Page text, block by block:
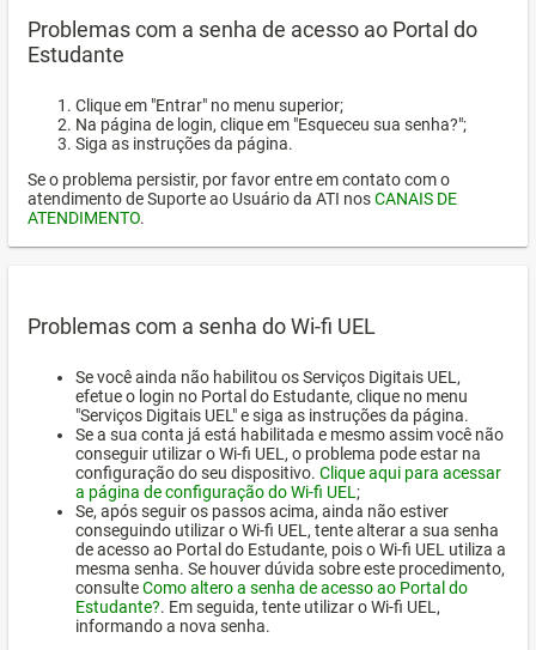
Problemas com a senha de acesso ao Portal do
Estudante
Clique em "Entrar" no menu superior;
Na página de login, clique em "Esqueceu sua senha?";
Siga as instruções da página.
Se o problema persistir, por favor entre em contato com o
atendimento de Suporte ao Usuário da ATI nosCANAIS DE
ATENDIMENTO.
Problemas com a senha do Wi-fi UEL
Se você ainda não habilitou os Serviços Digitais UEL,
efetue o login no Portal do Estudante, clique no menu
"Serviços Digitais UEL" e siga as instruções da página.
Se a sua conta já está habilitada e mesmo assim você não
conseguir utilizar o Wi-fi UEL, o problema pode estar na
configuração do seu dispositivo. Clique aqui para acessar
a página de configuração do Wi-fi UEL ;
Se, após seguir os passos acima, ainda não estiver
conseguindo utilizar o Wi-fi UEL, tente alterar a sua senha
de acesso ao Portal do Estudante, pois o Wi-fi UEL utiliza a
mesma senha. Se houver dúvida sobre este procedimento,
consulteComo altero a senha de acesso ao Portal do
Estudante?. Em seguida, tente utilizar o Wi-fi UEL,
informando a nova senha.